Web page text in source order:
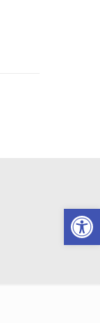
Apri